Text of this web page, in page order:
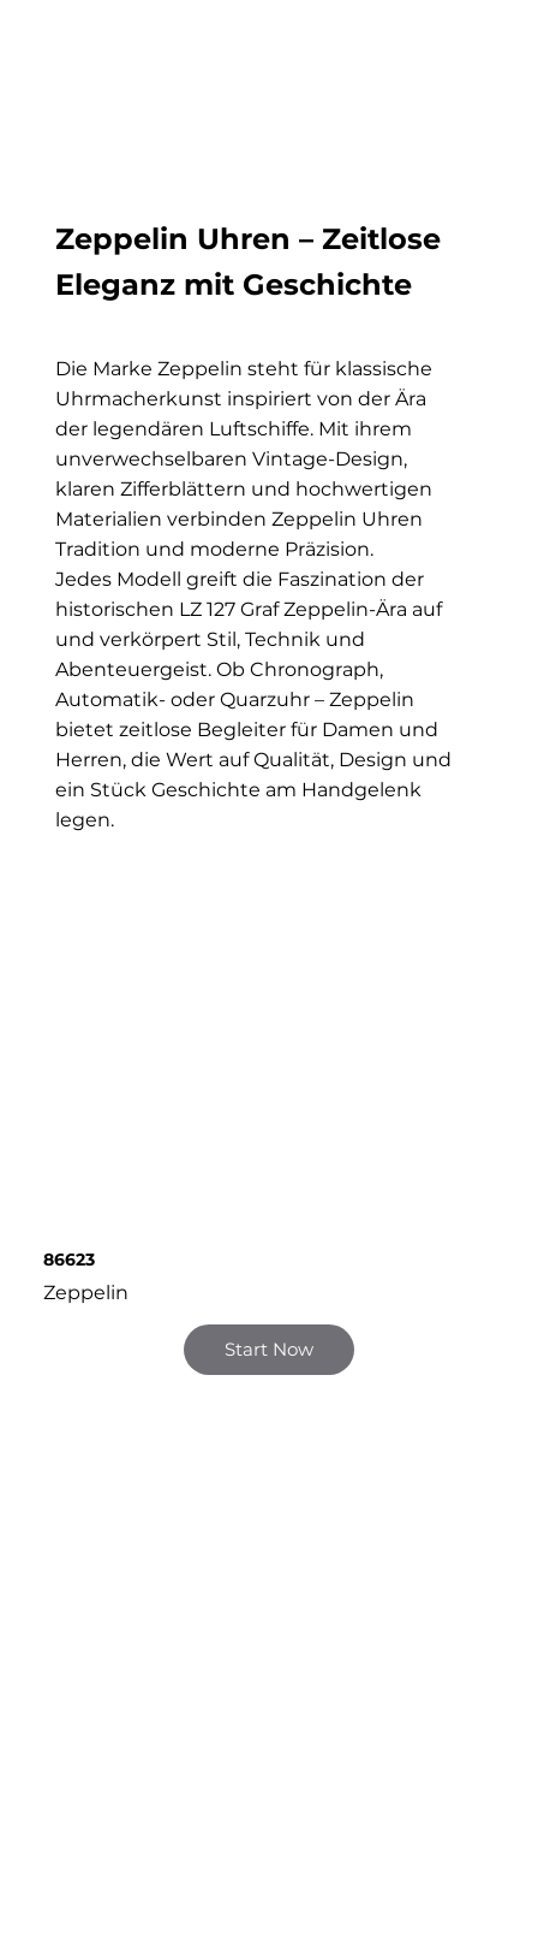
Zeppelin Uhren – Zeitlose
Eleganz mit Geschichte
Die Marke Zeppelin steht für klassische
Uhrmacherkunst inspiriert von der Ära
der legendären Luftschiffe. Mit ihrem
unverwechselbaren Vintage-Design,
klaren Zifferblättern und hochwertigen
Materialien verbinden Zeppelin Uhren
Tradition und moderne Präzision.
Jedes Modell greift die Faszination der
historischen LZ 127 Graf Zeppelin-Ära auf
und verkörpert Stil, Technik und
Abenteuergeist. Ob Chronograph,
Automatik- oder Quarzuhr – Zeppelin
bietet zeitlose Begleiter für Damen und
Herren, die Wert auf Qualität, Design und
ein Stück Geschichte am Handgelenk
legen.
86623
Zeppelin
Start Now